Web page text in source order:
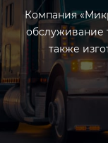
Компания
обслуживание
также